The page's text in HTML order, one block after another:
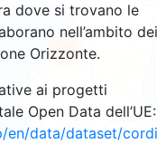
dove si trovano le
nell’ambito dei
Orizzonte.
ai progetti
Open Data dell’UE:
en/data/dataset/
170